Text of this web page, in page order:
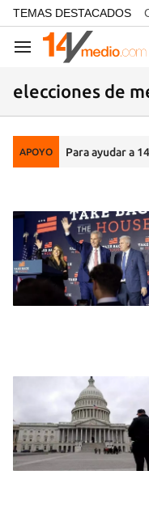
common.go-to-content
TEMAS DESTACADOS
Navegación
elecciones de
APOYO Para ayudar a